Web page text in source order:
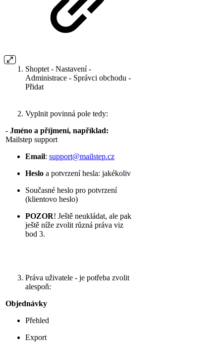
Shoptet - Nastavení -
Administrace - Správci obchodu -
Přidat
Vyplnit povinná pole tedy:
- Jméno a příjmení, například:
Mailstep support
Email: support@mailstep.cz
Heslo a potvrzení hesla: jakékoliv
Současné heslo pro potvrzení
(klientovo heslo)
POZOR! Ještě neukládat, ale pak
ještě níže zvolit různá práva viz
bod 3.
Práva uživatele - je potřeba zvolit
alespoň:
Objednávky
Přehled
Export